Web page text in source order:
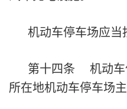
机动车停车场应当
第十四条 机动车
所在地机动车停车场